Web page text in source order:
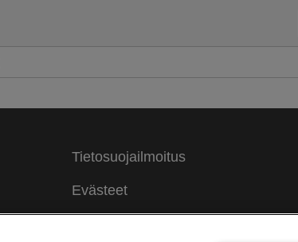
Tietosuojailmoitus
Evästeet